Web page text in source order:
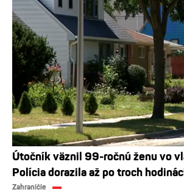
Útočník väznil 99-ročnú ženu vo
Polícia dorazila až po troch
Zahraničie